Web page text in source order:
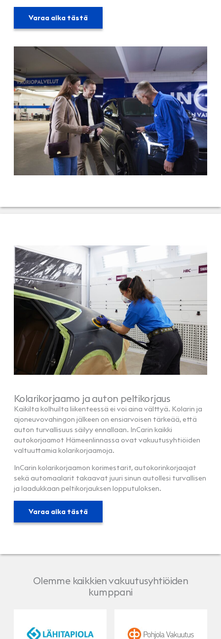
Varaa aika tästä
Kolarikorjaamo ja auton peltikorjaus
Kaikilta kolhuilta liikenteessä ei voi aina välttyä. Kolarin ja
ajoneuvovahingon jälkeen on ensiarvoisen tärkeää, että
auton turvallisuus säilyy ennallaan. InCarin kaikki
autokorjaamot Hämeenlinnassa ovat vakuutusyhtiöiden
valtuuttamia kolarikorjaamoja.
InCarin kolarikorjaamon korimestarit, autokorinkorjaajat
sekä automaalarit takaavat juuri sinun autollesi turvallisen
ja laadukkaan peltikorjauksen lopputuloksen.
Varaa aika tästä
Olemme kaikkien vakuutusyhtiöiden
kumppani
LähiTapiola Pohjola